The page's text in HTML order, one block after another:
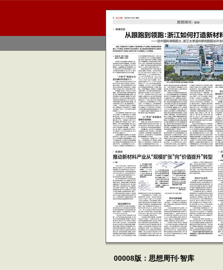
00008版：思想周刊·智库